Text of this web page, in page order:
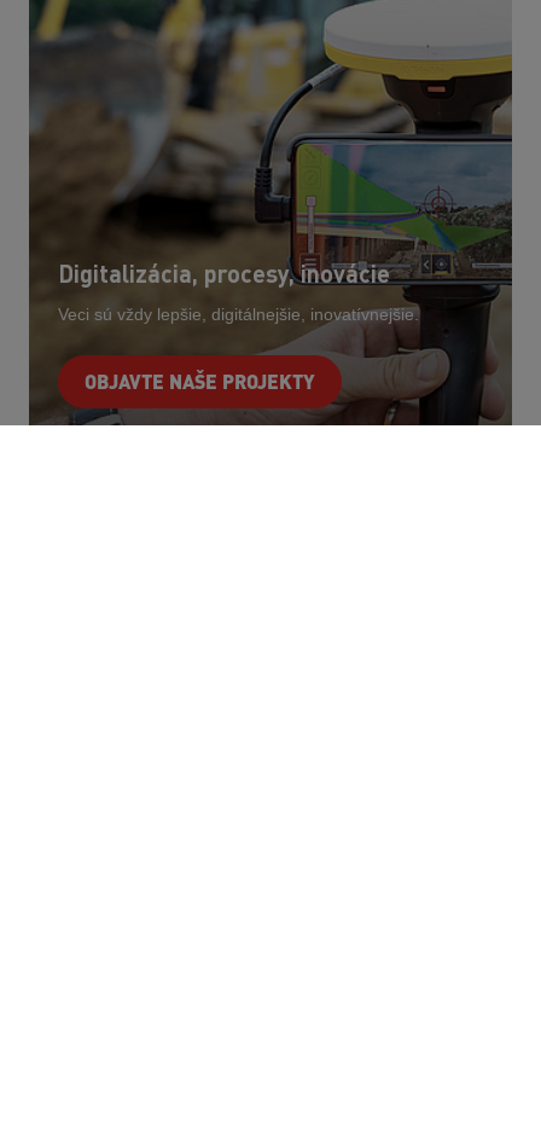
Digitalizácia, procesy, inovácie
Veci sú vždy lepšie, digitálnejšie, inovatívnejšie.
OBJAVTE NAŠE PROJEKTY